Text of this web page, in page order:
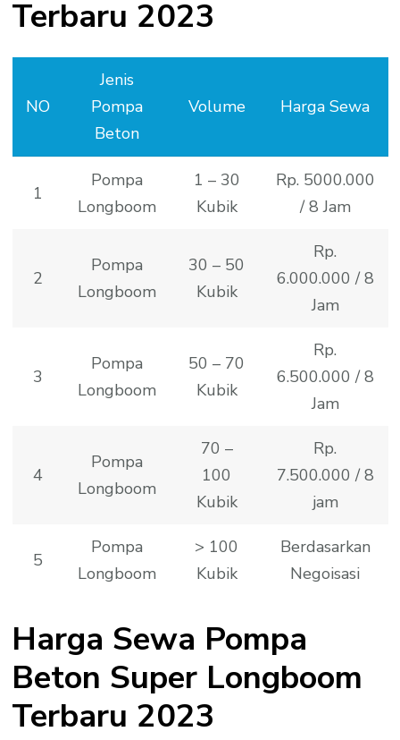
Terbaru 2023
NO
Jenis
Pompa
Beton
Volume Harga Sewa
1
Pompa
Longboom
1 – 30
Kubik
Rp. 5000.000
/ 8 Jam
2
Pompa
Longboom
30 – 50
Kubik
Rp.
6.000.000 / 8
Jam
3
Pompa
Longboom
50 – 70
Kubik
Rp.
6.500.000 / 8
Jam
4
Pompa
Longboom
70 –
100
Kubik
Rp.
7.500.000 / 8
jam
5
Pompa
Longboom
> 100
Kubik
Berdasarkan
Negoisasi
Harga Sewa Pompa
Beton Super Longboom
Terbaru 2023